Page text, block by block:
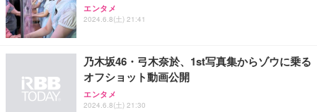
エンタメ
2024.6.8(土) 21:41
乃木坂46・弓木奈於、1st写真集からゾウに乗る
オフショット動画公開
エンタメ
2024.6.8(土) 21:30